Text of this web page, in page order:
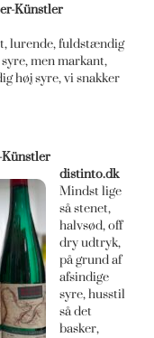
Künstler
lurende, fuldstændig
men markant,
høj syre, vi snakker
Künstler
distinto.dk
Mindst lige
så stenet,
halvsød, off
dry udtryk,
på grund af
afsindige
syre, husstil
så det
basker,